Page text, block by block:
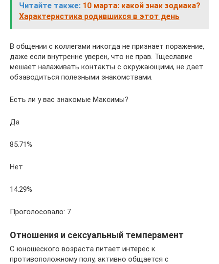
Читайте также: 10 марта: какой знак зодиака?
Характеристика родившихся в этот день
В общении с коллегами никогда не признает поражение,
даже если внутренне уверен, что не прав. Тщеславие
мешает налаживать контакты с окружающими, не дает
обзаводиться полезными знакомствами.
Есть ли у вас знакомые Максимы?
Да
85.71%
Нет
14.29%
Проголосовало: 7
Отношения и сексуальный темперамент
С юношеского возраста питает интерес к
противоположному полу, активно общается с